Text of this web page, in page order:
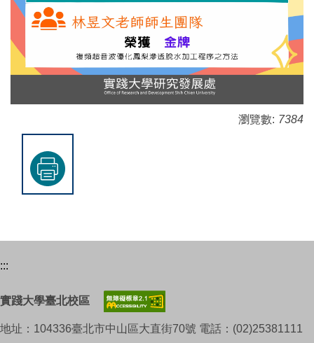
瀏覽數: 7384
:::
實踐大學臺北校區
地址：104336臺北市中山區大直街70號 電話：(02)25381111